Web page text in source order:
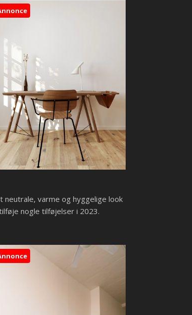
neutrale, varme og hyggelige look
nogle tilføjelser i 2023.